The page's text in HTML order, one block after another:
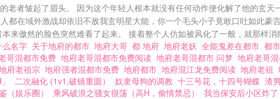
老者皱起了眉头。 因为这个年轻人根本就没有任何动作便化解了他的玄天
都在域外激战却依旧不敌我玄明星大能，你一个毛头小子竟敢口吐如此
本来傲然的脸色突然难看了起来。 接着整个人仿如被风化了一般，就那样
名字 关于地府的都市 地府大哥 都 地府 地府老妖 全能鬼差在都市 都
哥混都市免费 地府老哥混都市免费阅读 地府老哥混都市 问梦 地府老哥
府老祖宗 地府强者混都市免费 地府都市 地府混江龙免费阅读 地府老祖
二次融化 (1v1,破镜重圆） 奴隶母狗的调教 十三号花，十四号蝴蝶 渣
（娱乐圈） 乘风破浪之骚女很荡（高H，偷情禁忌） 我当保安后小区炸了